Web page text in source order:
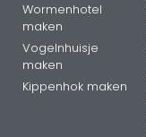
Wormenhotel
maken
Vogelnhuisje
maken
Kippenhok maken